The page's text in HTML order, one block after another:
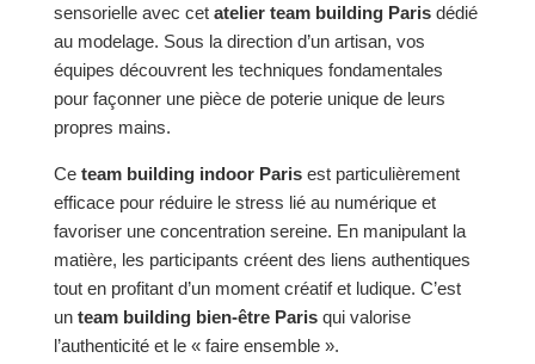
sensorielle avec cet atelier team building Paris dédié
au modelage. Sous la direction d’un artisan, vos
équipes découvrent les techniques fondamentales
pour façonner une pièce de poterie unique de leurs
propres mains.
Ce team building indoor Paris est particulièrement
efficace pour réduire le stress lié au numérique et
favoriser une concentration sereine. En manipulant la
matière, les participants créent des liens authentiques
tout en profitant d’un moment créatif et ludique. C’est
un team building bien-être Paris qui valorise
l’authenticité et le « faire ensemble ».